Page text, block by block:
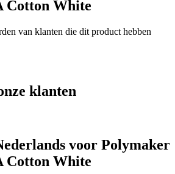
Cotton White
van klanten die dit product hebben
klanten
voor Polymaker
Cotton White